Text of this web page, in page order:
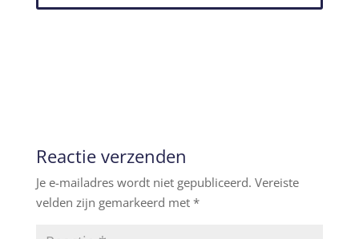
Reactie verzenden
Je e-mailadres wordt niet gepubliceerd. Vereiste
velden zijn gemarkeerd met *